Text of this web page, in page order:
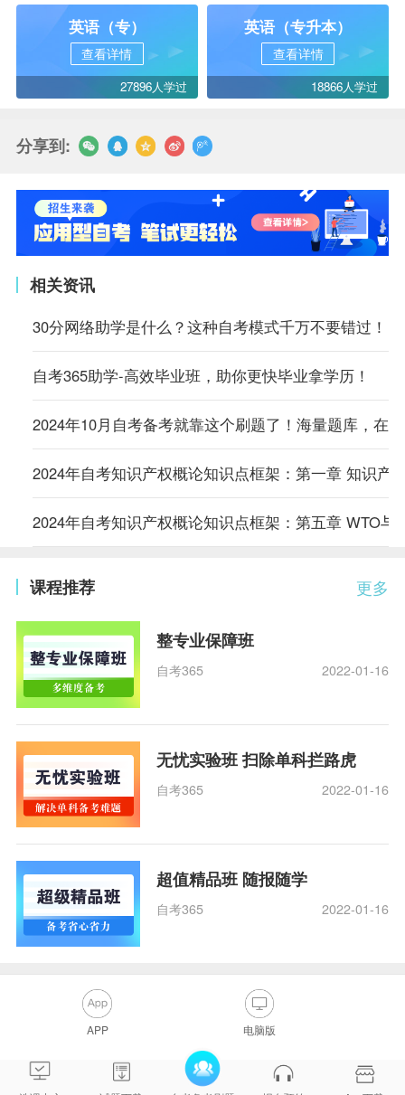
英语（专）
查看详情
27896人学过
英语（专升本）
查看详情
18866人学过
分享到:
相关资讯
30分网络助学是什么？这种自考模式千万不要错过！
自考365助学-高效毕业班，助你更快毕业拿学历！
2024年10月自考备考就靠这个刷题了！海量题库，在
2024年自考知识产权概论知识点框架：第一章 知识产
2024年自考知识产权概论知识点框架：第五章 WTO与
更多
课程推荐
整专业保障班
自考365 2022-01-16
无忧实验班 扫除单科拦路虎
自考365 2022-01-16
超值精品班 随报随学
自考365 2022-01-16
APP 电脑版